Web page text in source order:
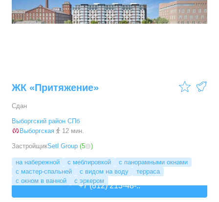
ЖК «Притяжение»
Сдан
Выборгский район СПб
Выборгская
12 мин.
ЗастройщикSetl Group (5 )
на набережной с меблировкой
с панорамными окнами
с мастер-спальней
с видом на воду
терраса
с окном в ванной
с эркером
+7 (812) 213-48-..